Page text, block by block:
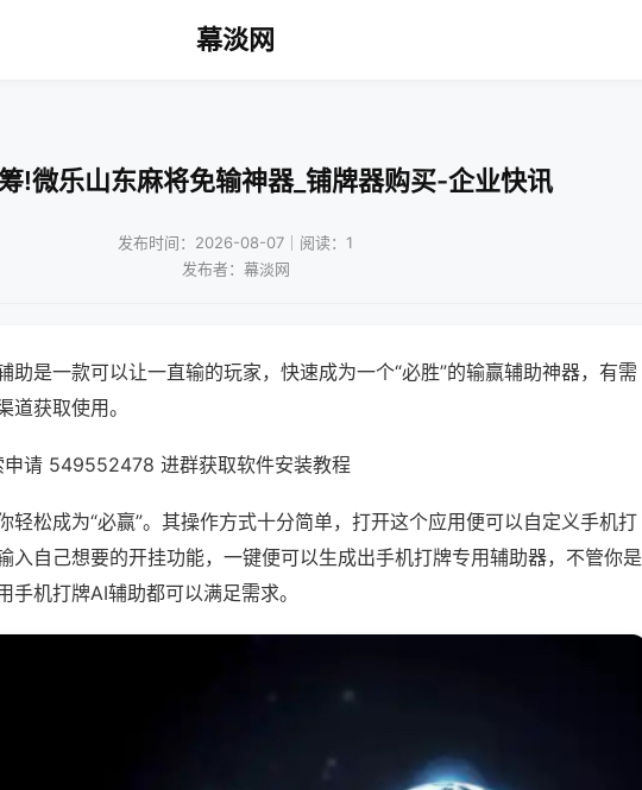
幕淡网
!微乐山东麻将免输神器_铺牌器购买-企业快讯
发布时间：2026-08-07｜阅读：1
发布者：幕淡网
助是一款可以让一直输的玩家，快速成为一个“必胜”的输赢辅助神器，有需
道获取使用。
申请 549552478 进群获取软件安装教程
轻松成为“必赢”。其操作方式十分简单，打开这个应用便可以自定义手机打
入自己想要的开挂功能，一键便可以生成出手机打牌专用辅助器，不管你是
手机打牌AI辅助都可以满足需求。